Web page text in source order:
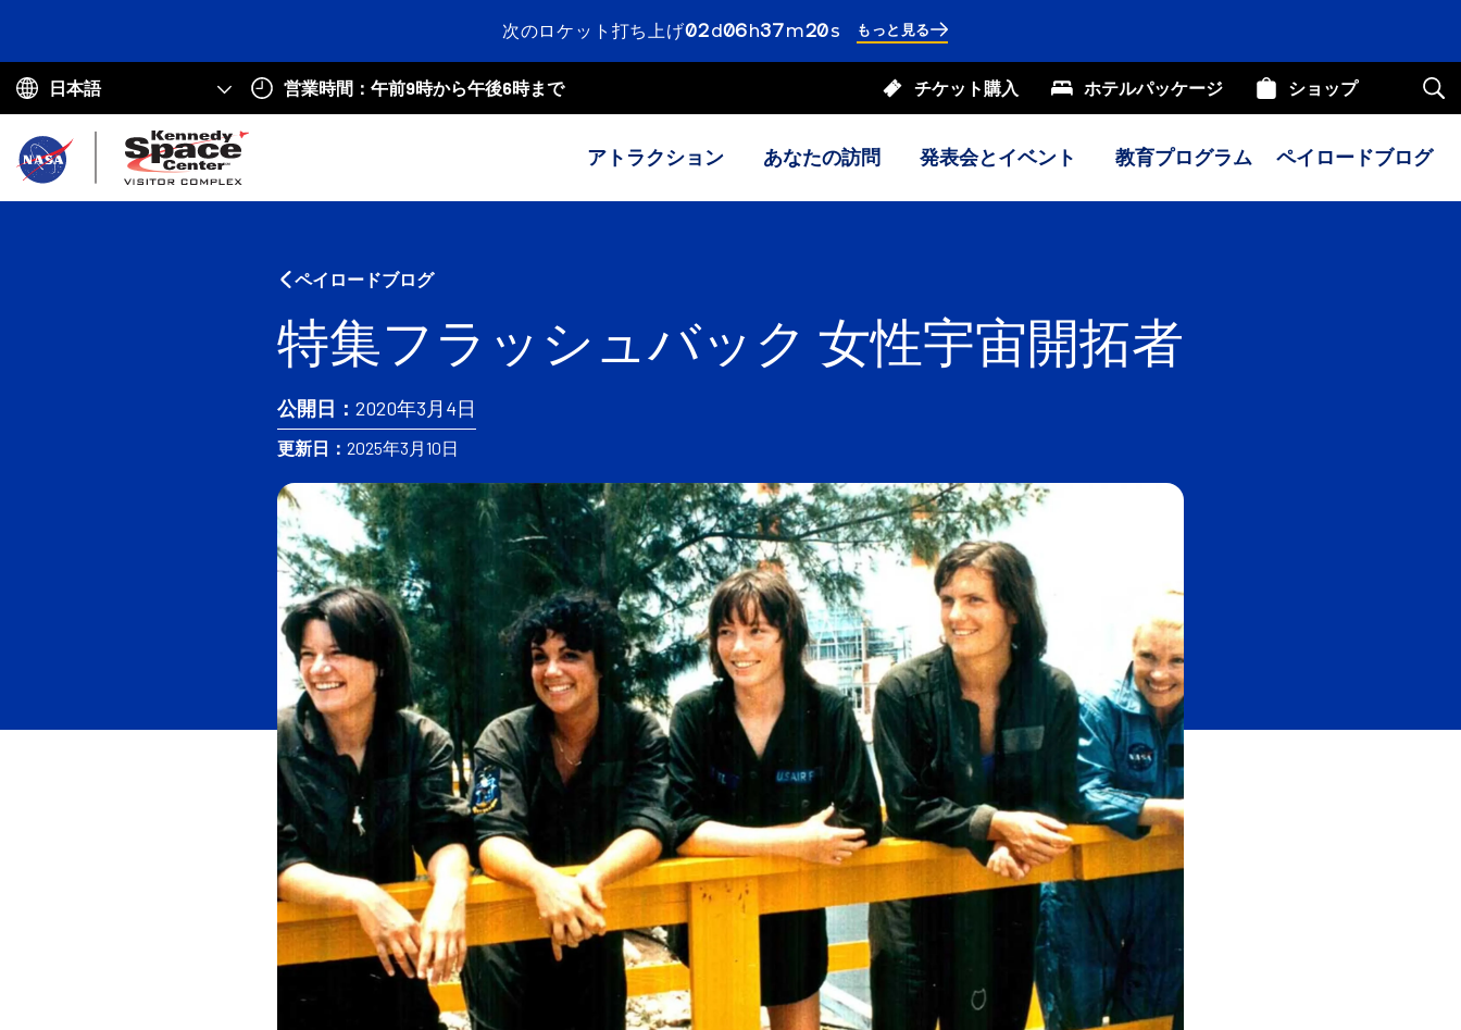
次のロケット打ち上げ02days
06hours
37minutes
19seconds
2
days6
hours 37
minutes42
もっと見る
Choose
language
営業時間：午前9時から午後6時まで チケット購入 ホテルパッケージ ショップ
サ
イ
内
アトラクション あなたの訪問 発表会とイベント 教育プログラム ペイロードブログ
ペイロードブログ
特集フラッシュバック 女性宇宙開拓者
公開日： 2020年3月4日
更新日： 2025年3月10日